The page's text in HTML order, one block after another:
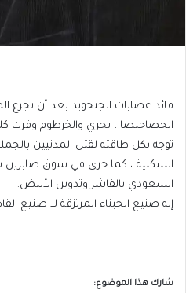
‏قائد عصابات الجنجويد بعد أن تجرع
الحصاحيصا ، بحري والخرطوم وفرت
توجه بكل طاقته لقتل المدنيين
السكنية ، كما جرى في سوق صابرين
السعودي بالفاشر وتدوين الأبيض.
إنه صنيع الجبناء المرتزقة لا صنيع
شارك هذا الموضوع: